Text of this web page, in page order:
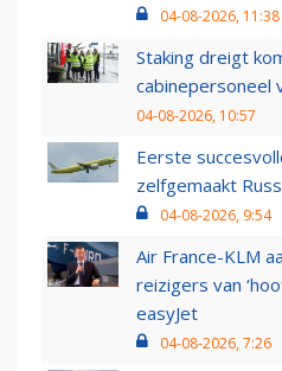
04-08-2026, 11:38
Staking dreigt
cabinepersoneel
04-08-2026, 10:57
Eerste
zelfgemaakt
04-08-2026, 9:54
Air France-KLM
reizigers van
easyJet
04-08-2026, 7:26